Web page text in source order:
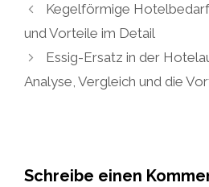
Kegelförmige
und Vorteile im Detail
Essig-Ersatz in der
Analyse, Vergleich und die
Schreibe einen